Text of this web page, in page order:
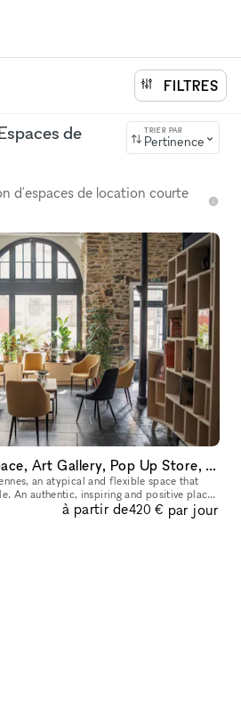
FILTRES
de
TRIER PAR
Pertinence
d'espaces de location courte
A Unique modular space, Art Gallery, Pop Up Store, Workshop, Team Building
an atypical and flexible space that
An authentic, inspiring and positive place
place for any type of e
à partir de420 € par jour